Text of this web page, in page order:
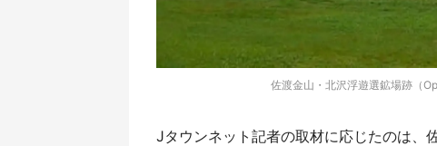
佐渡金山・北沢浮遊選鉱場跡（
Jタウンネット記者の取材に応じたのは、